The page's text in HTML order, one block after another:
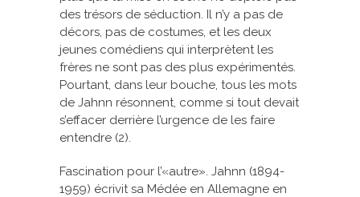
des trésors de séduction. Il n’y a pas de
décors, pas de costumes, et les deux
jeunes comédiens qui interprètent les
frères ne sont pas des plus expérimentés.
Pourtant, dans leur bouche, tous les mots
de Jahnn résonnent, comme si tout devait
s’effacer derrière l’urgence de les faire
entendre (2).
Fascination pour l’«autre». Jahnn (1894-
1959) écrivit sa Médée en Allemagne en